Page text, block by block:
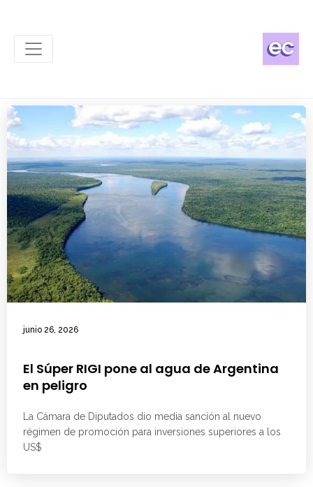
junio 26, 2026
El Súper RIGI pone al agua de Argentina
en peligro
La Cámara de Diputados dio media sanción al nuevo
régimen de promoción para inversiones superiores a los
US$